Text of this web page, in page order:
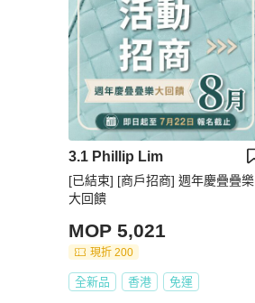
3.1 Phillip Lim
[已結束] [商戶招商] 週年慶疊疊樂
大回饋
MOP 5,021
現折 200
全新品 香港 免運